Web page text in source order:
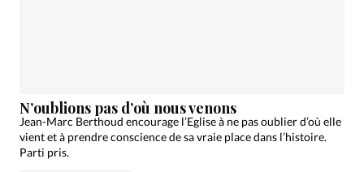
N’oublions pas d’où nous venons
Jean-Marc Berthoud encourage l’Eglise à ne pas oublier d’où elle
vient et à prendre conscience de sa vraie place dans l’histoire.
Parti pris.